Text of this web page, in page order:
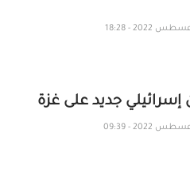
إسرائيلي جديد على غزة